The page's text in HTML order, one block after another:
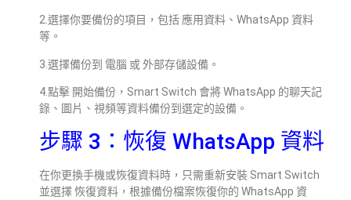
2.選擇你要備份的項目，包括 應用資料、WhatsApp 資料
等。
3.選擇備份到 電腦 或 外部存儲設備。
4.點擊 開始備份，Smart Switch 會將 WhatsApp 的聊天記
錄、圖片、視頻等資料備份到選定的設備。
步驟 3：恢復 WhatsApp 資料
在你更換手機或恢復資料時，只需重新安裝 Smart Switch
並選擇 恢復資料，根據備份檔案恢復你的 WhatsApp 資